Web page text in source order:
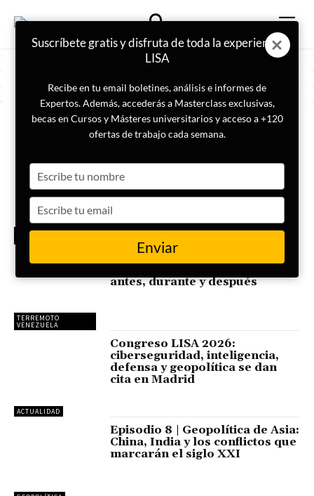
ETIQUETA
Destacado_Portada_Horizontal
TERREMOTO
Las ONG que LISA Institute
recomienda para donar dinero
a Venezuela
TERREMOTO
VENEZUELA
Cómo actuar ante un
antes, durante y después
ACTUALIDAD
Congreso LISA 2026:
ciberseguridad, inteligencia,
defensa y geopolítica se dan
cita en Madrid
Episodio 8 | Geopolítica de Asia:
China, India y los conflictos que
marcarán el siglo XXI
Suscríbete gratis y disfruta de toda la experiencia
LISA
Recibe en tu email boletines, análisis e informes de
Expertos. Además, accederás a Masterclass exclusivas,
becas en Cursos y Másteres universitarios y acceso a +120
ofertas de trabajo cada semana.
your
name
your
email
Enviar